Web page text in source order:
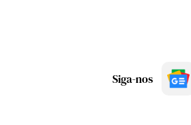
Siga-nos